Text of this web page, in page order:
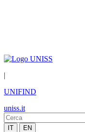
|
UNIFIND
uniss.it
IT EN